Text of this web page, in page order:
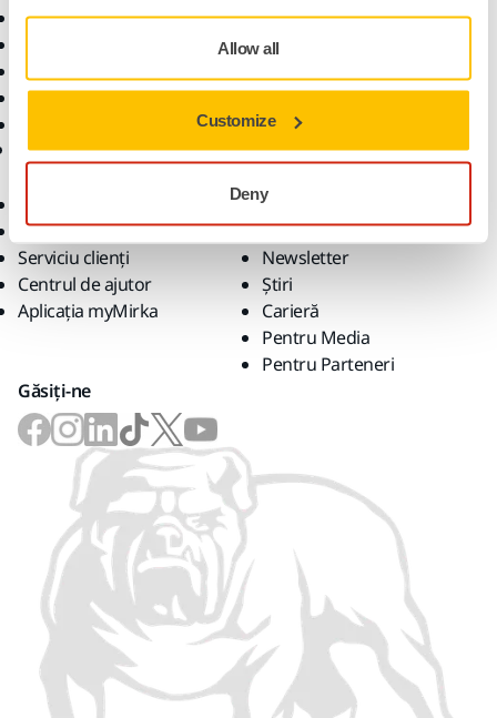
Allow all
Customize
Deny
Șlefuire fără praf
Accesorii și consumabile
Superabrazivi
Aplicații
Soluții
Asistență
Termenii de garanție
Serviciu clienți
Centrul de ajutor
Aplicația myMirka
Companie
Despre noi
Contactaţi-ne
Newsletter
Știri
Carieră
Pentru Media
Pentru Parteneri
Găsiți-ne